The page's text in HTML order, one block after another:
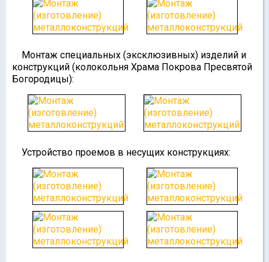
Монтаж специальных (эксклюзивных) изделий и
конструкций (колокольня Храма Покрова Пресвятой
Богородицы):
Устройство проемов в несущих конструкциях: